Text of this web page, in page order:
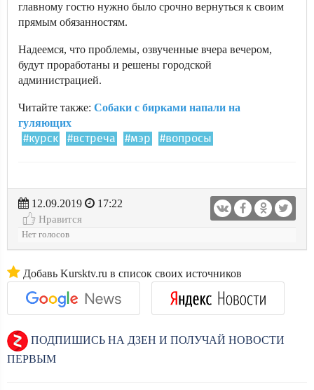
главному гостю нужно было срочно вернуться к своим
прямым обязанностям.
Надеемся, что проблемы, озвученные вчера вечером,
будут проработаны и решены городской
администрацией.
Читайте также: Собаки с бирками напали на
гуляющих
#курск #встреча #мэр #вопросы
12.09.2019
17:22
Нравится
Нет голосов
Добавь Kursktv.ru в список своих источников
ПОДПИШИСЬ НА ДЗЕН И ПОЛУЧАЙ НОВОСТИ
ПЕРВЫМ